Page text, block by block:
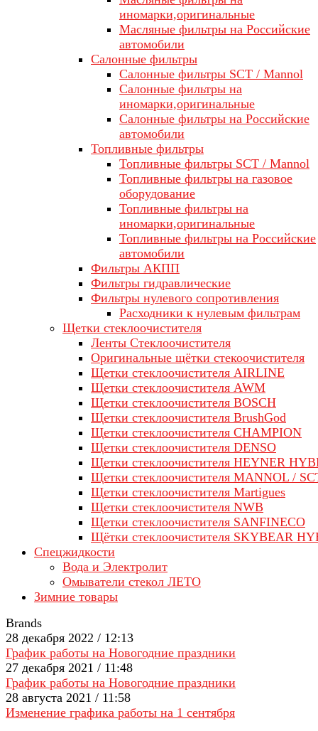
иномарки,оригинальные
Масляные фильтры на Российские
автомобили
Салонные фильтры
Салонные фильтры SCT / Mannol
Салонные фильтры на
иномарки,оригинальные
Салонные фильтры на Российские
автомобили
Топливные фильтры
Топливные фильтры SCT / Mannol
Топливные фильтры на газовое
оборудование
Топливные фильтры на
иномарки,оригинальные
Топливные фильтры на Российские
автомобили
Фильтры АКПП
Фильтры гидравлические
Фильтры нулевого сопротивления
Расходники к нулевым фильтрам
Щетки стеклоочистителя
Ленты Стеклоочистителя
Оригинальные щётки стекоочистителя
Щетки стеклоочистителя AIRLINE
Щетки стеклоочистителя AWM
Щетки стеклоочистителя BOSCH
Щетки стеклоочистителя BrushGod
Щетки стеклоочистителя CHAMPION
Щетки стеклоочистителя DENSO
Щетки стеклоочистителя HEYNER
Щетки стеклоочистителя MANNOL /
Щетки стеклоочистителя Martigues
Щетки стеклоочистителя NWB
Щетки стеклоочистителя SANFINECO
Щётки стеклоочистителя SKYBEAR
Спецжидкости
Вода и Электролит
Омыватели стекол ЛЕТО
Зимние товары
Brands
28 декабря 2022 / 12:13
График работы на Новогодние праздники
27 декабря 2021 / 11:48
График работы на Новогодние праздники
28 августа 2021 / 11:58
Изменение графика работы на 1 сентября